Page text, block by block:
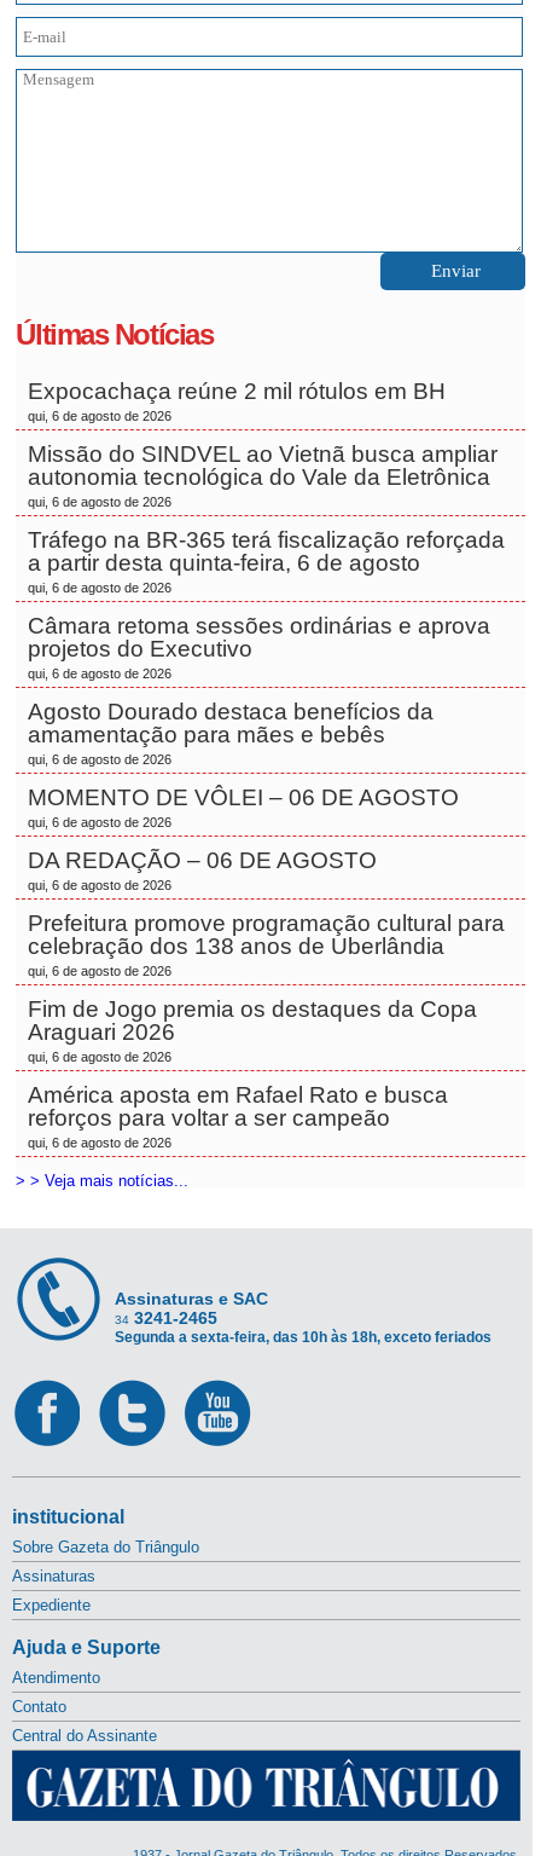
Últimas Notícias
Expocachaça reúne 2 mil rótulos em BH
qui, 6 de agosto de 2026
Missão do SINDVEL ao Vietnã busca ampliar
autonomia tecnológica do Vale da Eletrônica
qui, 6 de agosto de 2026
Tráfego na BR-365 terá fiscalização reforçada
a partir desta quinta-feira, 6 de agosto
qui, 6 de agosto de 2026
Câmara retoma sessões ordinárias e aprova
projetos do Executivo
qui, 6 de agosto de 2026
Agosto Dourado destaca benefícios da
amamentação para mães e bebês
qui, 6 de agosto de 2026
MOMENTO DE VÔLEI – 06 DE AGOSTO
qui, 6 de agosto de 2026
DA REDAÇÃO – 06 DE AGOSTO
qui, 6 de agosto de 2026
Prefeitura promove programação cultural para
celebração dos 138 anos de Uberlândia
qui, 6 de agosto de 2026
Fim de Jogo premia os destaques da Copa
Araguari 2026
qui, 6 de agosto de 2026
América aposta em Rafael Rato e busca
reforços para voltar a ser campeão
qui, 6 de agosto de 2026
> > Veja mais notícias...
Assinaturas e SAC
34 3241-2465
Segunda a sexta-feira, das 10h às 18h, exceto feriados
institucional
Sobre Gazeta do Triângulo
Assinaturas
Expediente
Ajuda e Suporte
Atendimento
Contato
Central do Assinante